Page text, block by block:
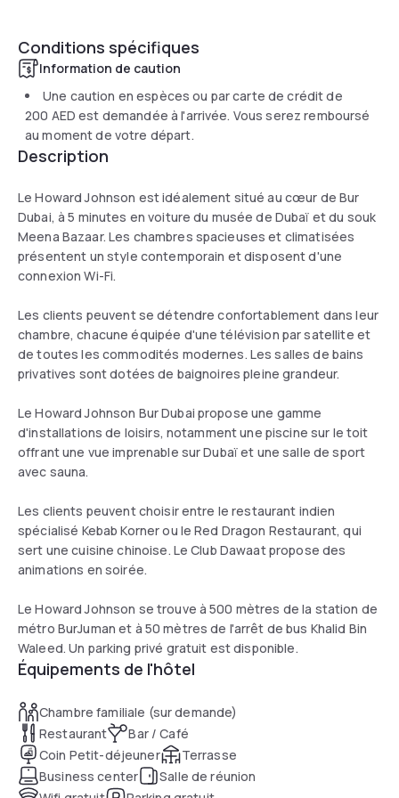
Conditions spécifiques
Information de caution
Une caution en espèces ou par carte de crédit de
200 AED est demandée à l'arrivée. Vous serez remboursé
au moment de votre départ.
Description
Le Howard Johnson est idéalement situé au cœur de Bur
Dubai, à 5 minutes en voiture du musée de Dubaï et du souk
Meena Bazaar. Les chambres spacieuses et climatisées
présentent un style contemporain et disposent d'une
connexion Wi-Fi.
Les clients peuvent se détendre confortablement dans leur
chambre, chacune équipée d'une télévision par satellite et
de toutes les commodités modernes. Les salles de bains
privatives sont dotées de baignoires pleine grandeur.
Le Howard Johnson Bur Dubai propose une gamme
d'installations de loisirs, notamment une piscine sur le toit
offrant une vue imprenable sur Dubaï et une salle de sport
avec sauna.
Les clients peuvent choisir entre le restaurant indien
spécialisé Kebab Korner ou le Red Dragon Restaurant, qui
sert une cuisine chinoise. Le Club Dawaat propose des
animations en soirée.
Le Howard Johnson se trouve à 500 mètres de la station de
métro BurJuman et à 50 mètres de l'arrêt de bus Khalid Bin
Waleed. Un parking privé gratuit est disponible.
Équipements de l'hôtel
Chambre familiale (sur demande)
Restaurant
Bar / Café
Coin Petit-déjeuner
Terrasse
Business center
Salle de réunion